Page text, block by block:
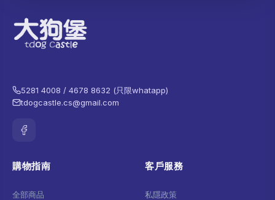
5281 4008 / 4678 8632 (只限whatapp)
tdogcastle.cs@gmail.com
購物指南
全部商品
客戶服務
私隱政策